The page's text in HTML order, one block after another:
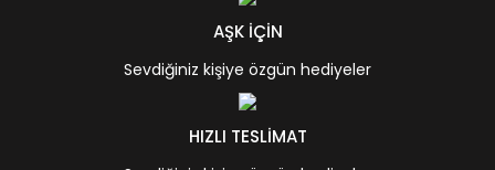
AŞK İÇİN
Sevdiğiniz kişiye özgün hediyeler
HIZLI TESLİMAT